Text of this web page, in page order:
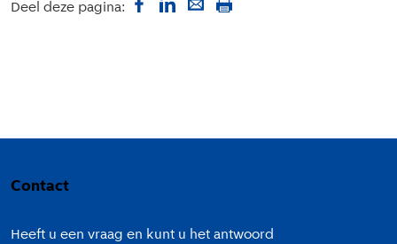
Deel deze pagina:
Contact
Heeft u een vraag en kunt u het antwoord